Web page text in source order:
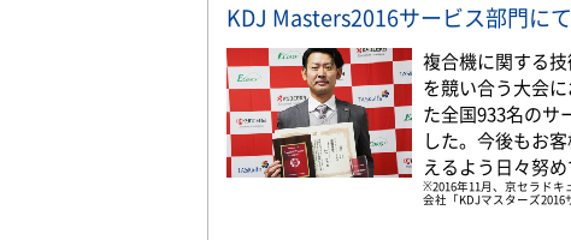
KDJ Masters2016サービス部門に
複合機に関する
を競い合う大会
た全国933名のサ
した。今後もお
えるよう日々努め
※2016年11月、京セラドキ
会社「KDJマスターズ2016